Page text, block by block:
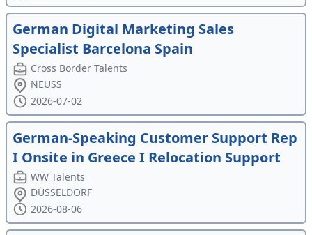
German Digital Marketing Sales
Specialist Barcelona Spain
Cross Border Talents
NEUSS
2026-07-02
German-Speaking Customer Support Rep
I Onsite in Greece I Relocation Support
WW Talents
DÜSSELDORF
2026-08-06